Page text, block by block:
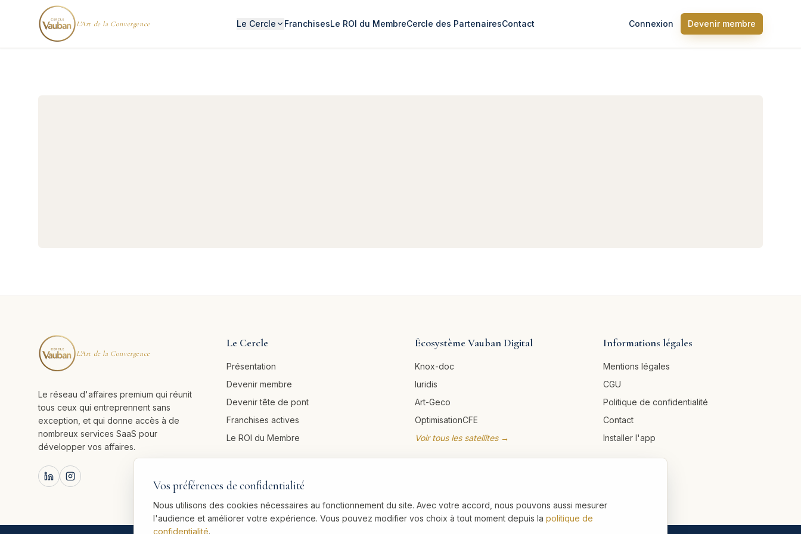
L'Art de la Convergence Le Cercle FranchisesLe ROI du MembreCercle des PartenairesContact Connexion Devenir membre
L'Art de la Convergence
Le réseau d'affaires premium qui réunit
tous ceux qui entreprennent sans
exception, et qui donne accès à de
nombreux services SaaS pour
développer vos affaires.
Le Cercle
Présentation
Devenir membre
Devenir tête de pont
Franchises actives
Le ROI du Membre
Écosystème Vauban Digital
Knox-doc
Iuridis
Art-Geco
OptimisationCFE
Voir tous les satellites →
Informations légales
Mentions légales
CGU
Politique de confidentialité
Contact
Installer l'app
Vos préférences de confidentialité
Nous utilisons des cookies nécessaires au fonctionnement du site. Avec votre accord, nous pouvons aussi mesurer
l'audience et améliorer votre expérience. Vous pouvez modifier vos choix à tout moment depuis la politique de
confidentialité.